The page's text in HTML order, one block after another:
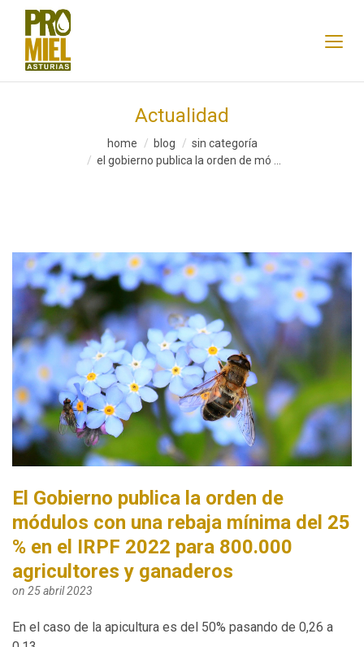
Actualidad
home blog
sin categoría
el gobierno publica la orden de mó ...
El Gobierno publica la orden de
módulos con una rebaja mínima del 25
% en el IRPF 2022 para 800.000
agricultores y ganaderos
on 25 abril 2023
En el caso de la apicultura es del 50% pasando de 0,26 a